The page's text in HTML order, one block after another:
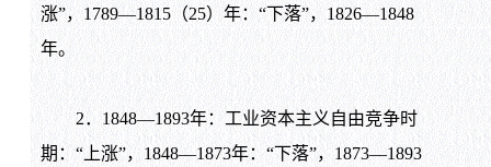
涨”， 1789—1815（25）年：“下落”， 1826—1848
年。
2． 1848—1893年：工业资本主义自由竞争时
期：“上涨”， 1848—1873年：“下落”， 1873—1893